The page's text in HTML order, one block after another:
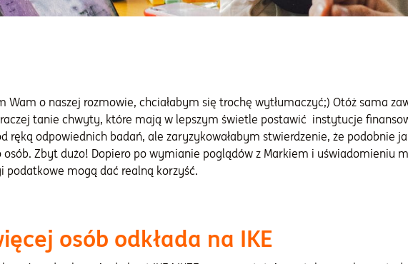
Wam o naszej rozmowie, chciałabym się trochę wytłumaczyć;) Otóż sama
tanie chwyty, które mają w lepszym świetle postawić instytucje
ręką odpowiednich badań, ale zaryzykowałabym stwierdzenie, że podobnie
osób. Zbyt dużo! Dopiero po wymianie poglądów z Markiem i uświadomieniu
podatkowe mogą dać realną korzyść.
osób odkłada na IKE